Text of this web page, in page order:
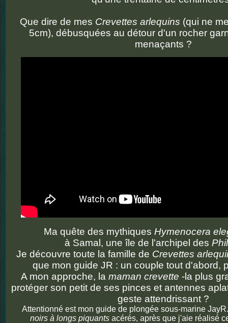
Que dire de mes Crevettes arlequins (qui ne
5cm), débusquées au détour d'un rocher
menaçants ?
Ma quête des mythiques Hymenocera
à Samal, une île de l'archipel des
Je découvre toute la famille de Crevettes
que mon guide JR : un couple tout d'abord,
A mon approche, la maman crevette -la plus
protéger son petit de ses pinces et antennes
geste attendrissant ?
Attentionné est mon guide de plongée sous-marine
noirs à longs piquants acérés, après que j'aie réalisé